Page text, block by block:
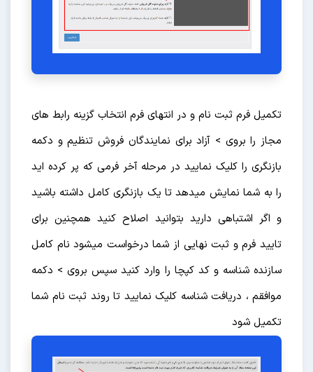
تکمیل فرم ثبت نام و در انتهای فرم انتخاب گزینه رابط های
مجاز را بروی > آزاد برای نمایندگان فروش تنظیم و دکمه
بازنگری را کلیک نمایید در مرحله آخر فرمی که پر کرده اید
را به شما نمایش میدهد تا یک بازنگری کامل داشته باشید
و اگر اشتباهی دارید بتوانید اصلاح کنید همچنین برای
تایید فرم و ثبت نهایی از شما درخواست میشود نام کامل
سازنده شناسه و کد کپچا را وارد کنید سپس بروی > دکمه
موافقم ، دریافت شناسه کلیک نمایید تا روند ثبت نام شما
تکمیل شود